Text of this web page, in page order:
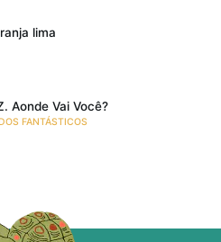
lima
Aonde Vai Você?
FANTÁSTICOS